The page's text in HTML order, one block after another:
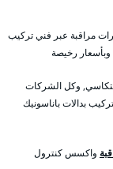
مراقبة عبر فني تركيب
وبأسعار رخيصة
وكل الشركات
بدالات باناسونيك
واكسس كنترول